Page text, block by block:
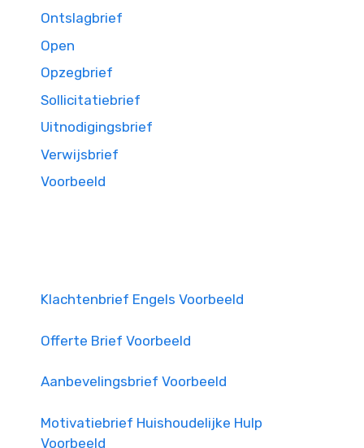
Ontslagbrief
Open
Opzegbrief
Sollicitatiebrief
Uitnodigingsbrief
Verwijsbrief
Voorbeeld
Klachtenbrief Engels Voorbeeld
Offerte Brief Voorbeeld
Aanbevelingsbrief Voorbeeld
Motivatiebrief Huishoudelijke Hulp
Voorbeeld